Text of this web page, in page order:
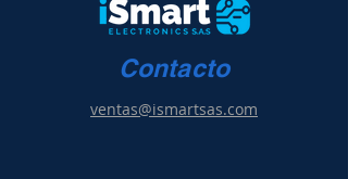
Contacto
ventas@ismartsas.com